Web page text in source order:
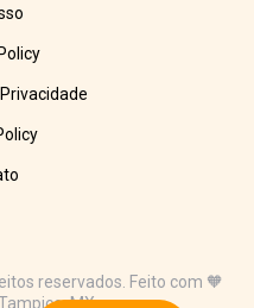
reservados. Feito com 🧡
MX